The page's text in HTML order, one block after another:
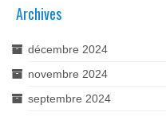
Archives
décembre 2024
novembre 2024
septembre 2024